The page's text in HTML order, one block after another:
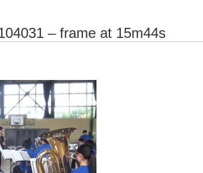
– frame at 15m44s